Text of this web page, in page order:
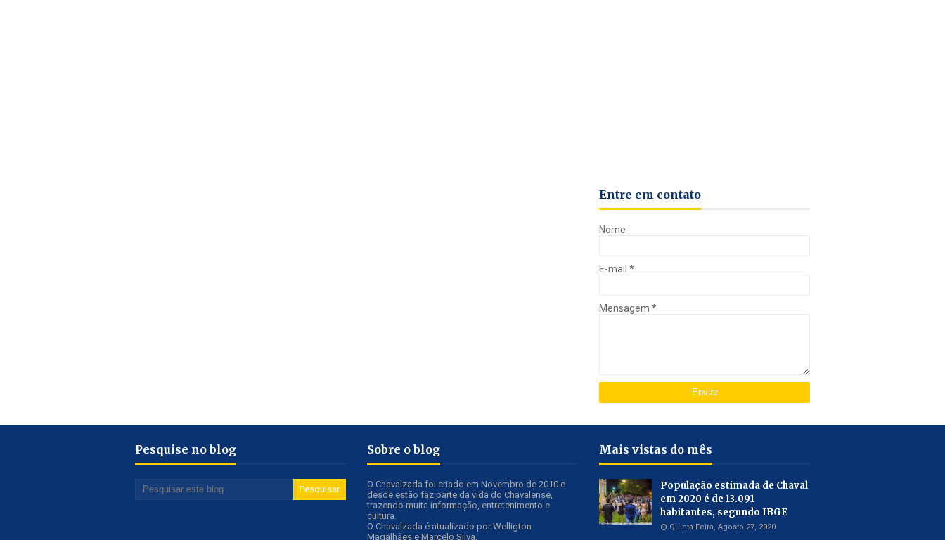
Entre em contato
Nome
E-mail *
Mensagem *
Pesquise no blog Sobre o blog
O Chavalzada foi criado em Novembro de 2010 e
desde estão faz parte da vida do Chavalense,
trazendo muita informação, entretenimento e
cultura.
O Chavalzada é atualizado por Welligton
Magalhães e Marcelo Silva.
Mais vistas do mês
População estimada de Chaval
em 2020 é de 13.091
habitantes, segundo IBGE
Quinta-Feira, Agosto 27, 2020